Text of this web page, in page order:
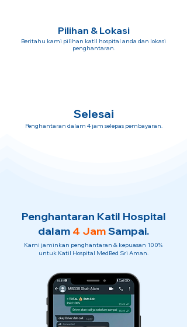
Pilihan & Lokasi
Beritahu kami pilihan katil hospital anda dan lokasi
penghantaran.
Selesai
Penghantaran dalam 4 jam selepas pembayaran.
Penghantaran Katil Hospital
dalam 4 JamSampai.
Kami jaminkan penghantaran & kepuasan 100%
untuk Katil Hospital MedBed Sri Aman.